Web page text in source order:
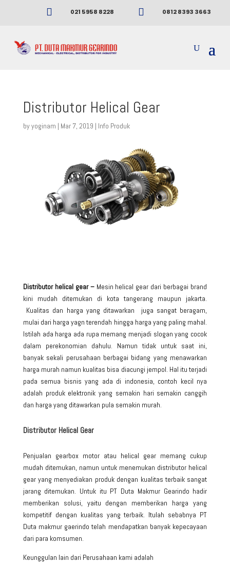
 021 5958 8228  0812 8393 3663
Distributor Helical Gear
byyoginam | Mar 7, 2019 | Info Produk
Distributor helical gear – Mesin helical gear dari berbagai brand
kini mudah ditemukan di kota tangerang maupun jakarta.
Kualitas dan harga yang ditawarkan juga sangat beragam,
mulai dari harga yagn terendah hingga harga yang paling mahal.
Istilah ada harga ada rupa memang menjadi slogan yang cocok
dalam perekonomian dahulu. Namun tidak untuk saat ini,
banyak sekali perusahaan berbagai bidang yang menawarkan
harga murah namun kualitas bisa diacungi jempol. Hal itu terjadi
pada semua bisnis yang ada di indonesia, contoh kecil nya
adalah produk elektronik yang semakin hari semakin canggih
dan harga yang ditawarkan pula semakin murah.
Distributor Helical Gear
Penjualan gearbox motor atau helical gear memang cukup
mudah ditemukan, namun untuk menemukan distributor helical
gearyang menyediakan produk dengan kualitas terbaik sangat
jarang ditemukan. Untuk itu PT Duta Makmur Gearindo hadir
memberikan solusi, yaitu dengan memberikan harga yang
kompetitif dengan kualitas yang terbaik. Itulah sebabnya PT
Duta makmur gaerindo telah mendapatkan banyak kepecayaan
dari para komsumen.
Keunggulan lain dari Perusahaan kami adalah